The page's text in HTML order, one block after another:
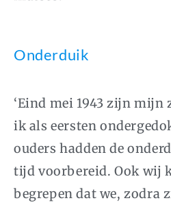
Onderduik
‘Eind mei 1943 zijn mijn
ik als eersten
ouders hadden de
tijd voorbereid. Ook wij
begrepen dat we, zodra